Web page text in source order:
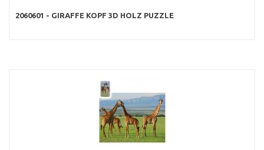
2060601 - GIRAFFE KOPF 3D HOLZ PUZZLE